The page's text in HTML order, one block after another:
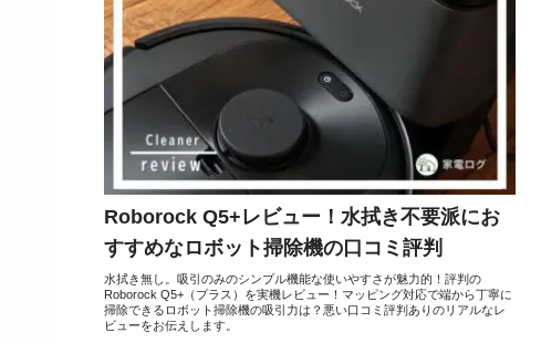
Roborock Q5+レビュー！水拭き不要派にお
すすめなロボット掃除機の口コミ評判
水拭き無し。吸引のみのシンプル機能な使いやすさが魅力的！評判の
Roborock Q5+（プラス）を実機レビュー！マッピング対応で端から丁寧に
掃除できるロボット掃除機の吸引力は？悪い口コミ評判ありのリアルなレ
ビューをお伝えします。